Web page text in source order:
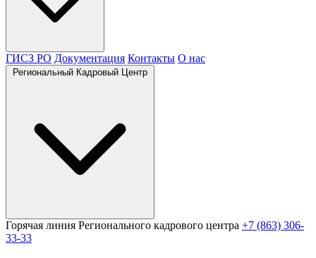
ГИСЗ РО Документация Контакты О нас
Региональный Кадровый Центр
Горячая линия Регионального кадрового центра +7 (863) 306-
33-33